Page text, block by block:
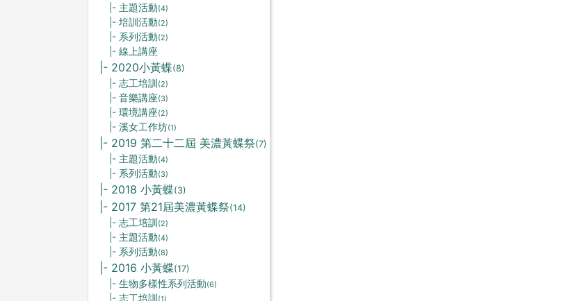
|- 主題活動(4)
|- 培訓活動(2)
|- 系列活動(2)
|- 線上講座
|- 2020小黃蝶(8)
|- 志工培訓 (2)
|- 音樂講座(3)
|- 環境講座(2)
|- 溪女工作坊(1)
|- 2019 第二十二屆 美濃黃蝶祭(7)
|- 主題活動(4)
|- 系列活動(3)
|- 2018 小黃蝶(3)
|- 2017 第21屆美濃黃蝶祭(14)
|- 志工培訓 (2)
|- 主題活動(4)
|- 系列活動(8)
|- 2016 小黃蝶(17)
|- 生物多樣性系列活動(6)
|- 志工培訓 (1)